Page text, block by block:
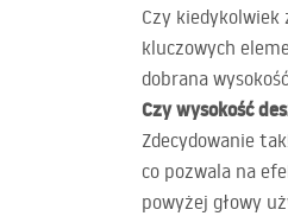
Akcesoria i meble łazienkowe
Czy kiedykolwiek
kluczowych
dobrana
Czy wysokość
Zdecydowanie
co pozwala na
powyżej głowy